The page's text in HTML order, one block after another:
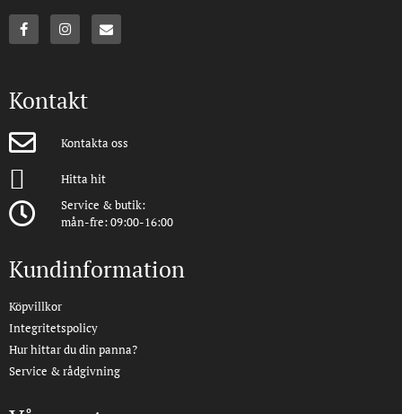
Kontakt
Kontakta oss
Hitta hit
Service & butik:
mån-fre: 09:00-16:00
Kundinformation
Köpvillkor
Integritetspolicy
Hur hittar du din panna?
Service & rådgivning